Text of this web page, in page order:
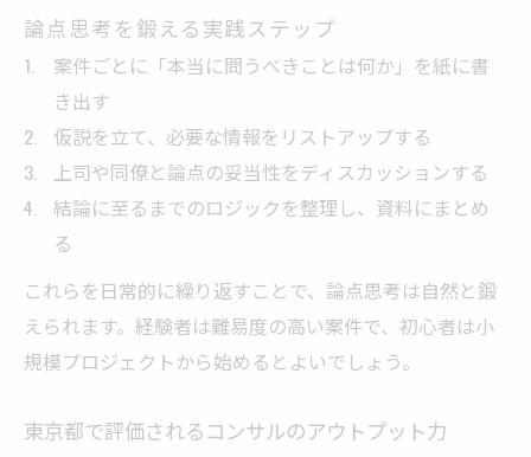
論点思考を鍛える実践ステップ
案件ごとに「本当に問うべきことは何か」を紙に書
き出す
仮説を立て、必要な情報をリストアップする
上司や同僚と論点の妥当性をディスカッションする
結論に至るまでのロジックを整理し、資料にまとめ
る
これらを日常的に繰り返すことで、論点思考は自然と鍛
えられます。経験者は難易度の高い案件で、初心者は小
規模プロジェクトから始めるとよいでしょう。
東京都で評価されるコンサルのアウトプット力